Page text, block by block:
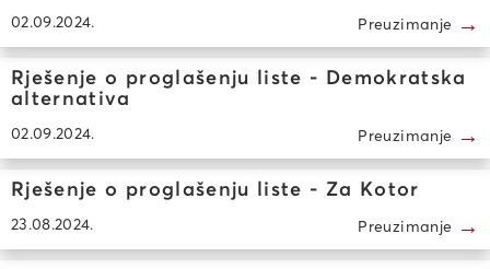
02.09.2024. Preuzimanje →
Rješenje o proglašenju liste - Demokratska
alternativa
02.09.2024. Preuzimanje →
Rješenje o proglašenju liste - Za Kotor
23.08.2024. Preuzimanje →